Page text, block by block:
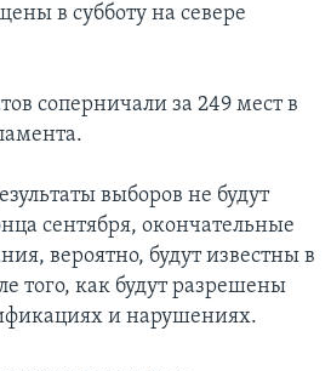
в субботу на севере
соперничали за 249 мест в
выборов не будут
сентября, окончательные
вероятно, будут известны в
того, как будут разрешены
и нарушениях.